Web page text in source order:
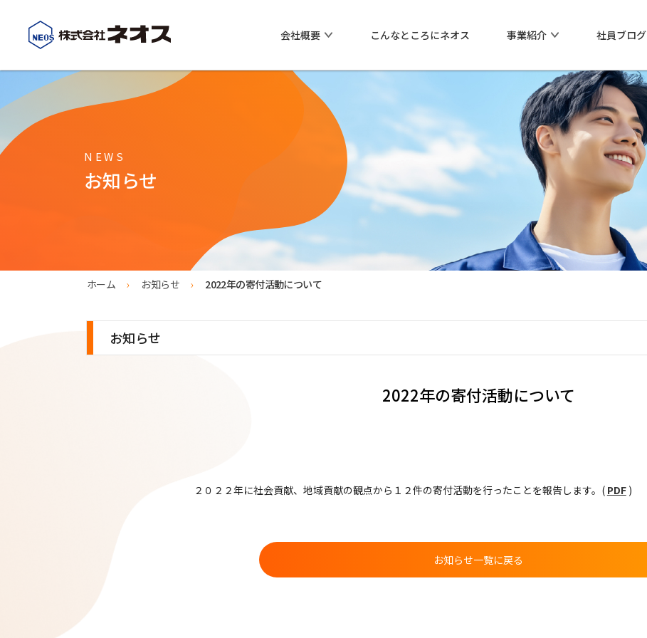
会社概要
会社概要
沿革
こんなところにネオス 事業紹介
ネオスの事業紹介
化工事業紹介
現地出張工事
工業用化学薬品（化学品事業）
化学品事業紹介
ALLESシリーズ
REB-1
REB-100
REB-1000
エコデスシリーズ
ネオスの社会貢献
ネオスの社会貢献
ネオスの祖業から
フィランソロピー活動
環境方針、品質方針
社員ブログ
NEWS
お知らせ
ホーム お知らせ 2022年の寄付活動について
お知らせ
2022年の寄付活動について
２０２２年に社会貢献、地域貢献の観点から１２件の寄付活動を行ったことを報告します。( PDF )
お知らせ一覧に戻る